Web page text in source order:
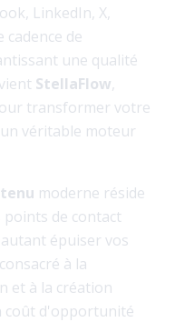
LinkedIn, X,
de
une qualité
StellaFlow,
transformer votre
véritable moteur
moderne réside
points de contact
épuiser vos
à la
et à la création
coût d'opportunité